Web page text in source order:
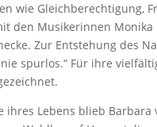
wie Gleichberechtigung,
den Musikerinnen
Zur Entstehung des
spurlos.“ Für ihre
ihres Lebens blieb